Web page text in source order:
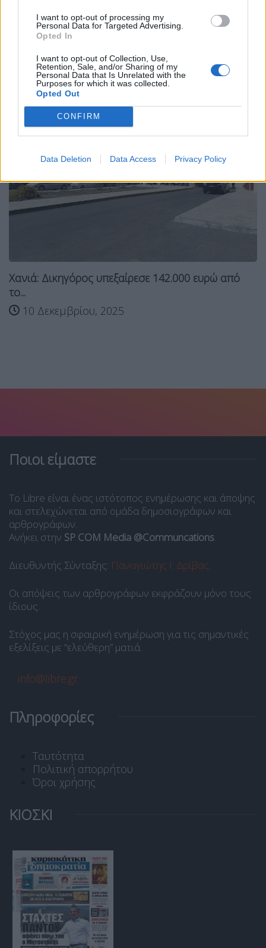
I want to opt-out of processing my
Personal Data for Targeted Advertising.
Opted In
I want to opt-out of Collection, Use,
Retention, Sale, and/or Sharing of my
Personal Data that Is Unrelated with the
Purposes for which it was collected.
Opted Out
CONFIRM
Data Deletion Data Access Privacy Policy
Στέφανος Κασσελάκης
Σχετικά Άρθρα
Χανιά: Δικηγόρος υπεξαίρεσε 142.000 ευρώ από
το...
10 Δεκεμβρίου, 2025
Ποιοι είμαστε
Το Libre είναι ένας ιστότοπος ενημέρωσης και άποψης
και στελεχώνεται από ομάδα δημοσιογράφων και
αρθρογράφων.
Ανήκει στην SP COM Media @Communcations.
Διευθυντής Σύνταξης: Παναγιώτης Ι. Δρίβας.
Οι απόψεις των αρθρογράφων εκφράζουν μόνο τους
ίδιους.
Στόχος μας η σφαιρική ενημέρωση για τις σημαντικές
εξελίξεις με “ελεύθερη” ματιά.
info@libre.gr
Πληροφορίες
Ταυτότητα
Πολιτική απορρήτου
Όροι χρήσης
ΚΙΟΣΚΙ